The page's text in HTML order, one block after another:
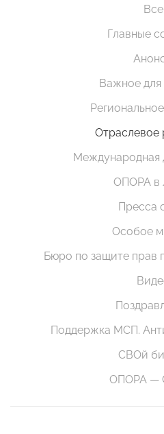
Все
Главные
Важное для
Отраслевое
Международная
ОПОРА в
Пресса
Особое
Бюро по защите прав
Поддержка МСП.
СВОй
ОПОРА —